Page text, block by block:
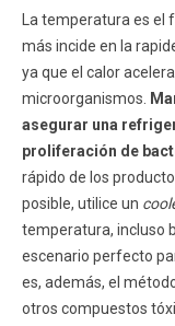
La temperatura es el
más incide en la
ya que el calor
microorganismos.
asegurar una
proliferación de
rápido de los
posible, utilice un
temperatura, incluso
escenario perfecto
es, además, el
otros compuestos